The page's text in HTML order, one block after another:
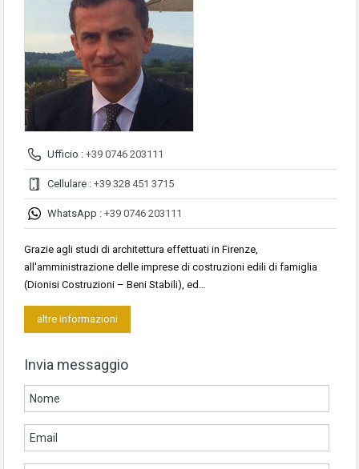
Ufficio : +39 0746 203111
Cellulare : +39 328 451 3715
WhatsApp : +39 0746 203111
Grazie agli studi di architettura effettuati in Firenze,
all'amministrazione delle imprese di costruzioni edili di famiglia
(Dionisi Costruzioni – Beni Stabili), ed…
altre informazioni
Invia messaggio